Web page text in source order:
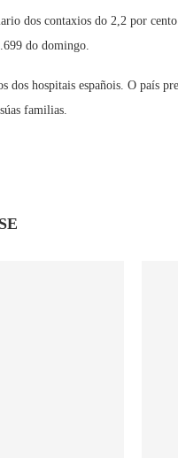
dos contaxios do 2,2 por
do domingo.
hospitais españois. O país
familias.